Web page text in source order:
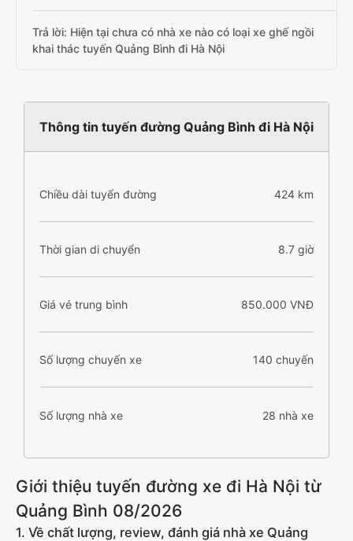
Trả lời: Hiện tại chưa có nhà xe nào có loại xe ghế ngồi
khai thác tuyến Quảng Bình đi Hà Nội
Thông tin tuyến đường Quảng Bình đi Hà Nội
Chiều dài tuyến đường 424 km
Thời gian di chuyển 8.7 giờ
Giá vé trung bình 850.000 VNĐ
Số lượng chuyến xe 140 chuyến
Số lượng nhà xe 28 nhà xe
Giới thiệu tuyến đường xe đi Hà Nội từ
Quảng Bình 08/2026
1. Về chất lượng, review, đánh giá nhà xe Quảng